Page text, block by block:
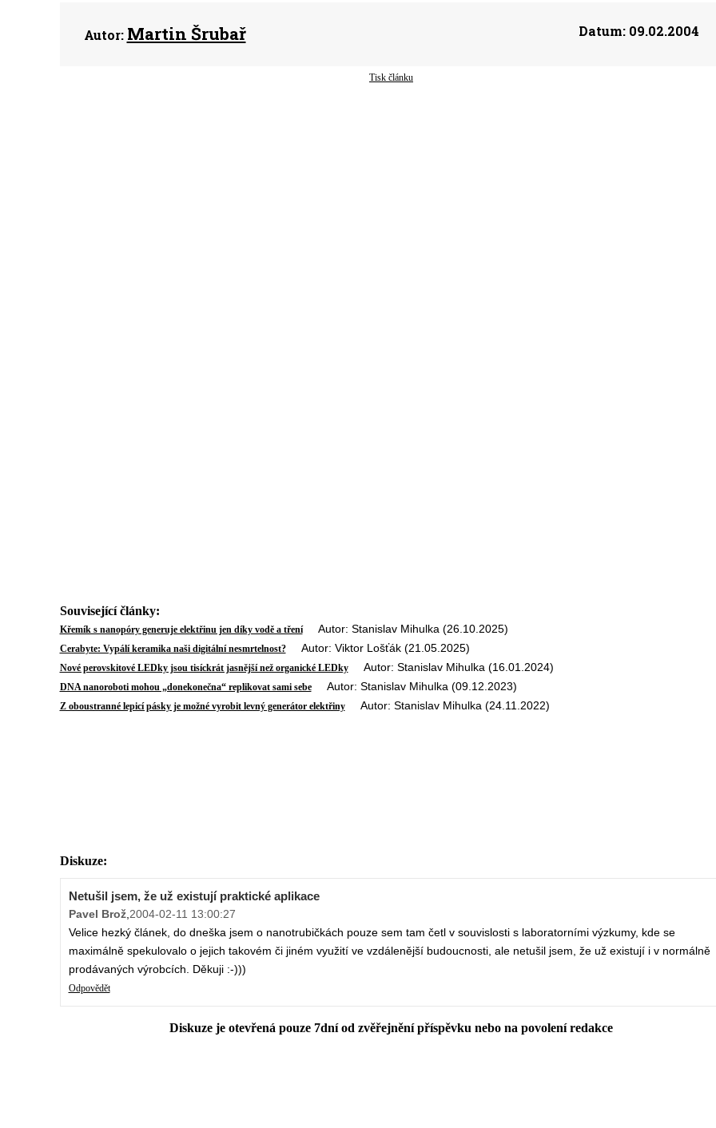
Autor: Martin Šrubař Datum:09.02.2004
Tisk článku
Související články:
Křemík s nanopóry generuje elektřinu jen díky vodě a třeníAutor: Stanislav Mihulka (26.10.2025)
Cerabyte: Vypálí keramika naši digitální nesmrtelnost?Autor: Viktor Lošťák (21.05.2025)
Nové perovskitové LEDky jsou tisíckrát jasnější než organické LEDkyAutor: Stanislav Mihulka (16.01.2024)
DNA nanoroboti mohou „donekonečna“ replikovat sami sebeAutor: Stanislav Mihulka (09.12.2023)
Z oboustranné lepicí pásky je možné vyrobit levný generátor elektřinyAutor: Stanislav Mihulka (24.11.2022)
Diskuze:
Netušil jsem, že už existují praktické aplikace
Pavel Brož,2004-02-11 13:00:27
Velice hezký článek, do dneška jsem o nanotrubičkách pouze sem tam četl v souvislosti s laboratorními výzkumy, kde se
maximálně spekulovalo o jejich takovém či jiném využití ve vzdálenější budoucnosti, ale netušil jsem, že už existují i v normálně
prodávaných výrobcích. Děkuji :-)))
Odpovědět
Diskuze je otevřená pouze 7dní od zvěřejnění příspěvku nebo na povolení redakce